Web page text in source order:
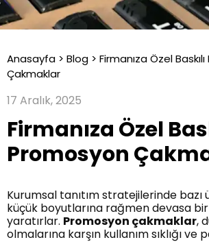
Anasayfa > Blog > Firmanıza Özel
Çakmaklar
17 Aralık, 2025
Firmanıza Özel
Promosyon
Kurumsal tanıtım stratejilerinde bazı
küçük boyutlarına rağmen devasa
yaratırlar. Promosyon çakmaklar,
olmalarına karşın kullanım sıklığı ve